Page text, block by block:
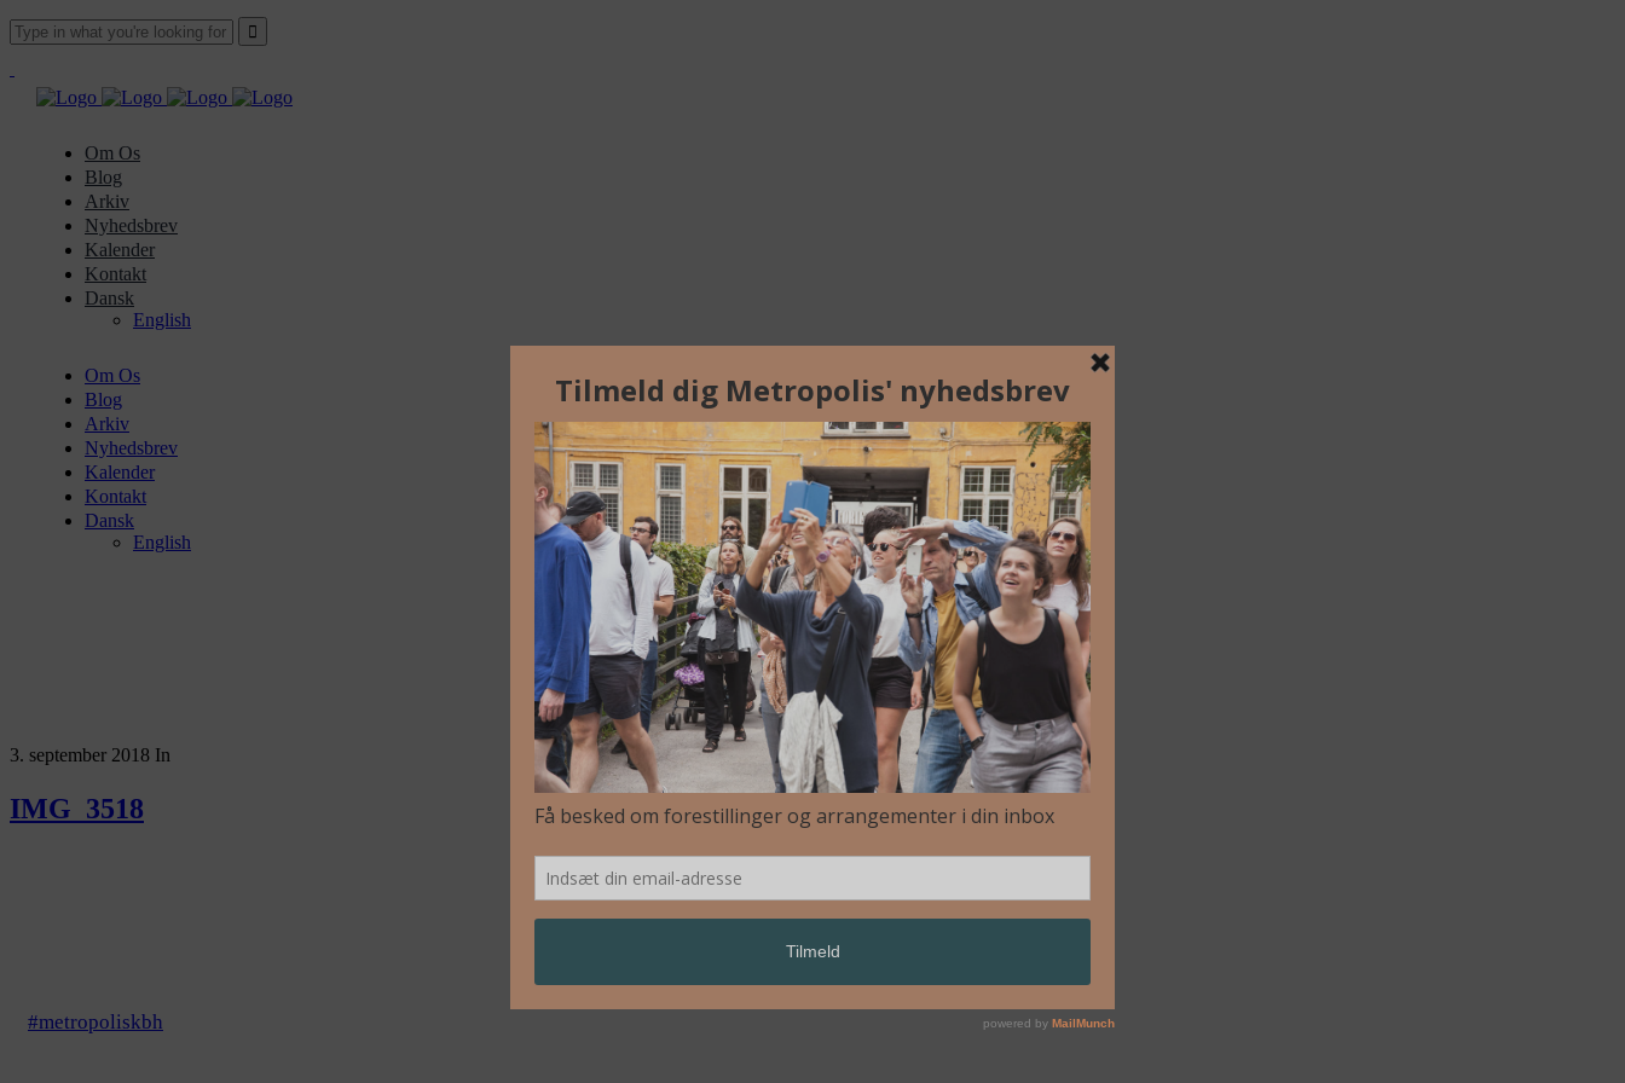
Om Os
Blog
Arkiv
Nyhedsbrev
Kalender
Kontakt
Dansk
English
Om Os
Blog
Arkiv
Nyhedsbrev
Kalender
Kontakt
Dansk
English
3. september 2018 In
IMG_3518
#metropoliskbh